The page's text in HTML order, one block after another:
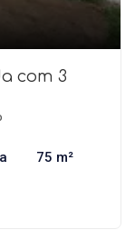
com 3
75 m²